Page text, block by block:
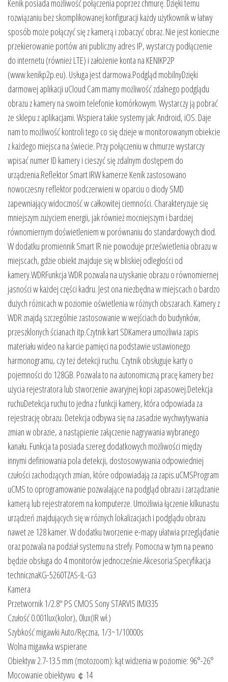
Kenik posiada możliwość połączenia poprzez chmurę. Dzięki temu
rozwiązaniu bez skomplikowanej konfiguracji każdy użytkownik w łatwy
sposób może połączyć się z kamerą i zobaczyć obraz. Nie jest konieczne
przekierowanie portów ani publiczny adres IP, wystarczy podłączenie
do internetu (również LTE) i założenie konta na KENIKP2P
(www.kenikp2p.eu). Usługa jest darmowa.Podgląd mobilnyDzięki
darmowej aplikacji uCloud Cam mamy możliwość zdalnego podglądu
obrazu z kamery na swoim telefonie komórkowym. Wystarczy ją pobrać
ze sklepu z aplikacjami. Wspiera takie systemy jak: Android, iOS. Daje
nam to możliwość kontroli tego co się dzieje w monitorowanym obiekcie
z każdego miejsca na świecie. Przy połączeniu w chmurze wystarczy
wpisać numer ID kamery i cieszyć się zdalnym dostępem do
urządzenia.Reflektor Smart IRW kamerze Kenik zastosowano
nowoczesny reflektor podczerwieni w oparciu o diody SMD
zapewniający widoczność w całkowitej ciemności. Charakteryzuje się
mniejszym zużyciem energii, jak również mocniejszym i bardziej
równomiernym doświetleniem w porównaniu do standardowych diod.
W dodatku promiennik Smart IR nie powoduje prześwietlenia obrazu w
miejscach, gdzie obiekt znajduje się w bliskiej odległości od
kamery.WDRFunkcja WDR pozwala na uzyskanie obrazu o równomiernej
jasności w każdej części kadru. Jest ona niezbędna w miejscach o bardzo
dużych różnicach w poziomie oświetlenia w różnych obszarach. Kamery z
WDR znajdą szczególnie zastosowanie w wejściach do budynków,
przeszklonych ścianach itp.Czytnik kart SDKamera umożliwia zapis
materiału wideo na karcie pamięci na podstawie ustawionego
harmonogramu, czy też detekcji ruchu. Czytnik obsługuje karty o
pojemności do 128GB. Pozwala to na autonomiczną pracę kamery bez
użycia rejestratora lub stworzenie awaryjnej kopi zapasowej.Detekcja
ruchuDetekcja ruchu to jedna z funkcji kamery, która odpowiada za
rejestrację obrazu. Detekcja odbywa się na zasadzie wychwytywania
zmian w obrazie, a nastąpienie załączenie nagrywania wybranego
kanału. Funkcja ta posiada szereg dodatkowych możliwości między
innymi definiowania pola detekcji, dostosowywania odpowiedniej
czułości zachodzących zmian, które odpowiadają za zapis.uCMSProgram
uCMS to oprogramowanie pozwalające na podgląd obrazu i zarządzanie
kamerą lub rejestratorem na komputerze. Umożliwia łączenie kilkunastu
urządzeń znajdujących się w różnych lokalizacjach i podglądu obrazu
nawet ze 128 kamer. W dodatku tworzenie e-mapy ułatwia przeglądanie
oraz pozwala na podział systemu na strefy. Pomocna w tym na pewno
będzie obsługa do 4 monitorów jednocześnie.Akcesoria:Specyfikacja
technicznaKG-5260TZAS-IL-G3
Kamera
Przetwornik 1/2.8″ PS CMOS Sony STARVIS IMX335
Czułość 0.001lux(kolor), 0lux(IR wł.)
Szybkość migawki Auto/Ręczna, 1/3~1/10000s
Wolna migawka wspierane
Obiektyw 2.7-13.5 mm (motozoom): kąt widzenia w poziomie: 96°-26°
Mocowanie obiektywu ￠14